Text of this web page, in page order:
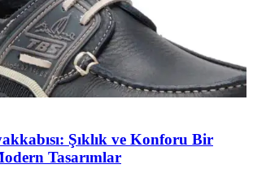
Şıklık ve Konforu Bir
Tasarımlar